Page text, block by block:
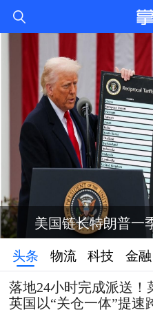
美国链长特朗普一
头条 物流 科技 金融
落地24小时完成派送！
英国以“关仓一体”提速